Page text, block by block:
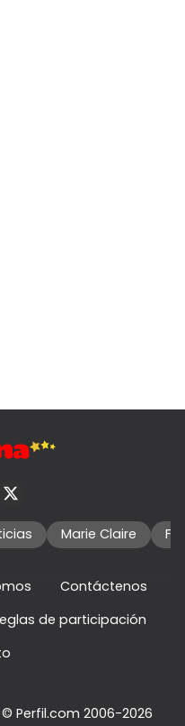
Marie Claire
Contáctenos
de participación
Perfil.com 2006-2026